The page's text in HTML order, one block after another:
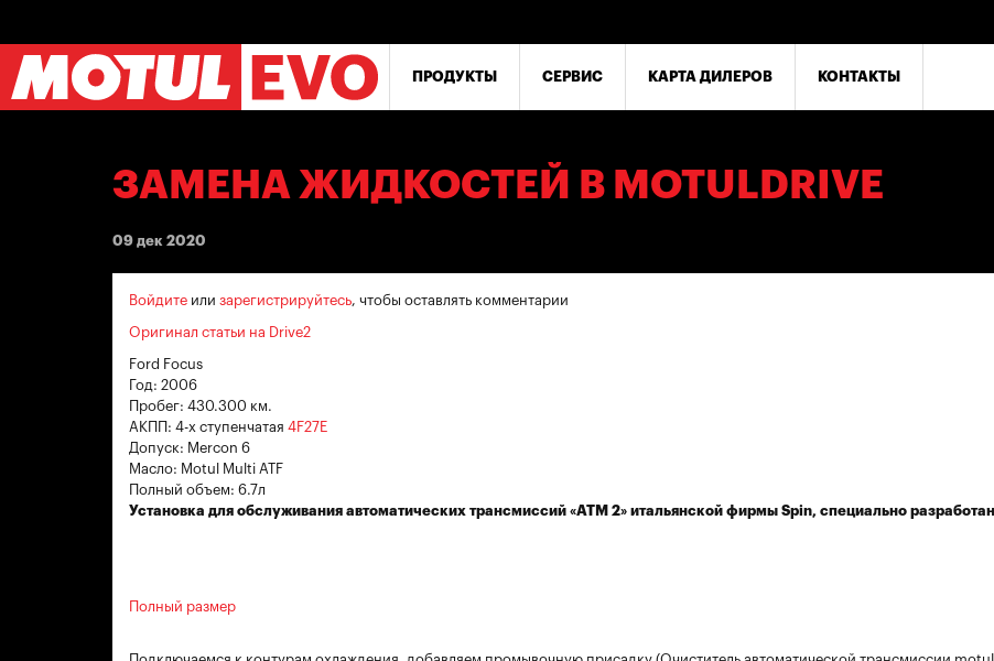
основному
содержанию
ПРОДУКТЫ СЕРВИС КАРТА ДИЛЕРОВ КОНТАКТЫ
ЗАМЕНА ЖИДКОСТЕЙ В MOTULDRIVE
09 дек 2020
Войдите или зарегистрируйтесь, чтобы оставлять комментарии
Оригинал статьи на Drive2
Ford Focus
Год: 2006
Пробег: 430.300 км.
АКПП: 4-х ступенчатая 4F27E
Допуск: Mercon 6
Масло: Motul Multi ATF
Полный объем: 6.7л
Установка для обслуживания автоматических трансмиссий «ATM 2» итальянской фирмы Spin, специально
Полный размер